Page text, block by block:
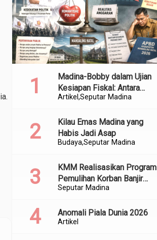
Artikel Seputar Madina
Madina-Bobby dalam Ujian
Kesiapan Fiskal: Antara
Kedekatan Politik dan
BudayaSeputar Madina
Kilau Emas Madina yang
Habis Jadi Asap
Seputar Madina
KMM Realisasikan Program
Pemulihan Korban Banjir
dan Longsor di Kabupaten
Artikel
Anomali Piala Dunia 2026